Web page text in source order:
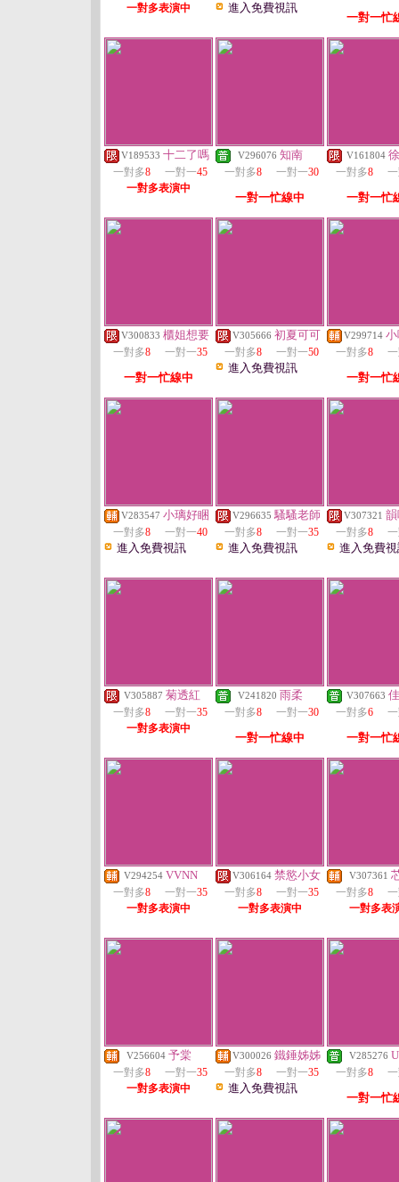
一對多表演中
進入免費視訊
一對一忙
V189533 十二了嗎
一對多8 一對一45
一對多表演中
V296076 知南
一對多8 一對一30
一對一忙線中
V161804
一對多8
一對一忙
V300833 櫃姐想要
一對多8 一對一35
一對一忙線中
V305666 初夏可可
一對多8 一對一50
進入免費視訊
V299714
一對多8
一對一忙
V283547 小璃好睏
一對多8 一對一40
進入免費視訊
V296635 騷騷老師
一對多8 一對一35
進入免費視訊
V307321
一對多8
進入免費
V305887 菊透紅
一對多8 一對一35
一對多表演中
V241820 雨柔
一對多8 一對一30
一對一忙線中
V307663
一對多6
一對一忙
V294254 VVNN
一對多8 一對一35
一對多表演中
V306164 禁慾小女
一對多8 一對一35
一對多表演中
V307361
一對多8
一對多表
V256604 予棠
一對多8 一對一35
一對多表演中
V300026 鐵錘姊姊
一對多8 一對一35
進入免費視訊
V285276
一對多8
一對一忙